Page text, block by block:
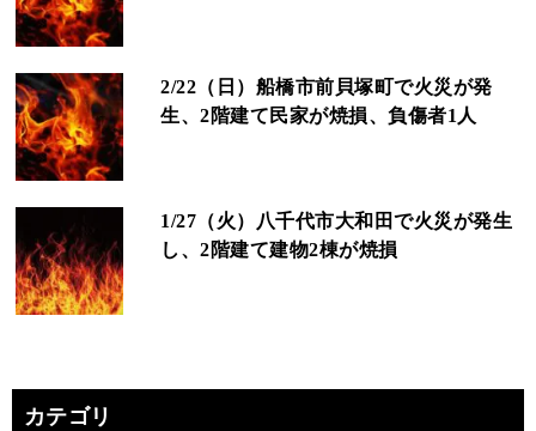
2/22（日）船橋市前貝塚町で火災が発
生、2階建て民家が焼損、負傷者1人
1/27（火）八千代市大和田で火災が発生
し、2階建て建物2棟が焼損
カテゴリ